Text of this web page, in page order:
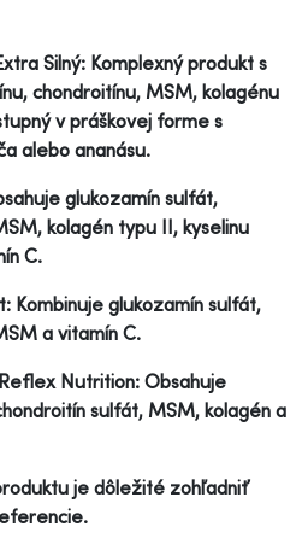
Silný: Komplexný produkt s
chondroitínu, MSM, kolagénu
v práškovej forme s
alebo ananásu.
glukozamín sulfát,
kolagén typu II, kyselinu
C.
Kombinuje glukozamín sulfát,
a vitamín C.
Nutrition: Obsahuje
sulfát, MSM, kolagén a
je dôležité zohľadniť